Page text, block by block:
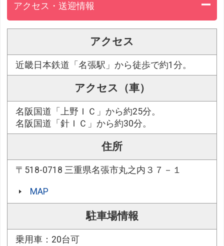
アクセス・送迎情報
アクセス
近畿日本鉄道「名張駅」から徒歩で約1分。
アクセス（車）
名阪国道「上野ＩＣ」から約25分。
名阪国道「針ＩＣ」から約30分。
住所
〒518-0718 三重県名張市丸之内３７－１
MAP
駐車場情報
乗用車：20台可